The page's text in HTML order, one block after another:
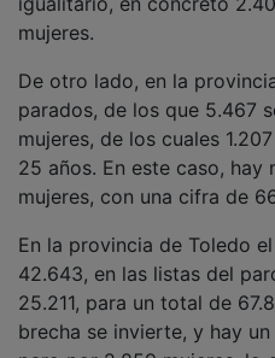
mujeres.
parados, de los que 5.467
mujeres, de los cuales
25 años. En este caso, hay
mujeres, con una cifra de
42.643, en las listas del
25.211, para un total de
brecha se invierte, y hay
paro por 2.859 mujeres, lo